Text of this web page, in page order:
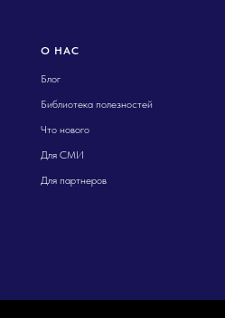
О НАС
Блог
Библиотека полезностей
Что нового
Для СМИ
Для партнеров